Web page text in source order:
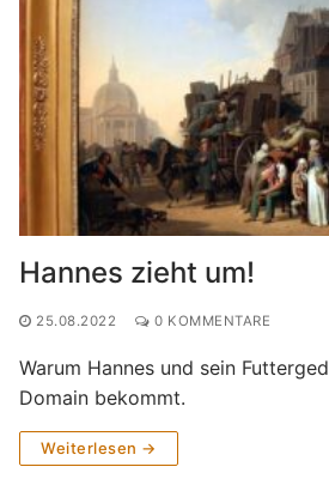
Hannes zieht um!
25.08.2022 0 KOMMENTARE
Warum Hannes und sein
Domain bekommt.
Weiterlesen →